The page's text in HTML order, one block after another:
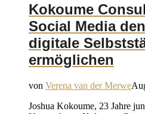
Kokoume
Social Media
digitale
ermöglichen
von Verena van der Merwe
Joshua Kokoume, 23 Jahre